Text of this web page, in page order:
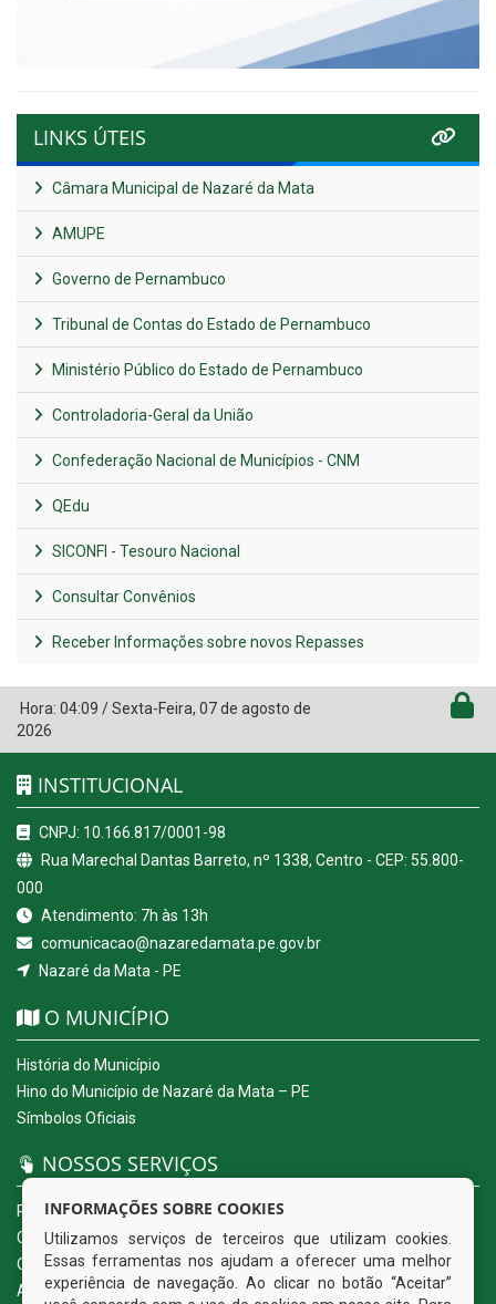
LINKS ÚTEIS
Câmara Municipal de Nazaré da Mata
AMUPE
Governo de Pernambuco
Tribunal de Contas do Estado de Pernambuco
Ministério Público do Estado de Pernambuco
Controladoria-Geral da União
Confederação Nacional de Municípios - CNM
QEdu
SICONFI - Tesouro Nacional
Consultar Convênios
Receber Informações sobre novos Repasses
Hora: 04:09 /Sexta-Feira, 07 de agosto de
2026
INSTITUCIONAL
CNPJ: 10.166.817/0001-98
Rua Marechal Dantas Barreto, nº 1338, Centro - CEP: 55.800-
000
Atendimento: 7h às 13h
comunicacao@nazaredamata.pe.gov.br
Nazaré da Mata - PE
O MUNICÍPIO
História do Município
Hino do Município de Nazaré da Mata – PE
Símbolos Oficiais
NOSSOS SERVIÇOS
Portal da Transparência
Carta de Serviços ao Usuário
Ouvidoria Eletrônica
Acesso a Informação (eSIC)
INFORMAÇÕES SOBRE COOKIES
Utilizamos serviços de terceiros que utilizam cookies.
Essas ferramentas nos ajudam a oferecer uma melhor
experiência de navegação. Ao clicar no botão “Aceitar”